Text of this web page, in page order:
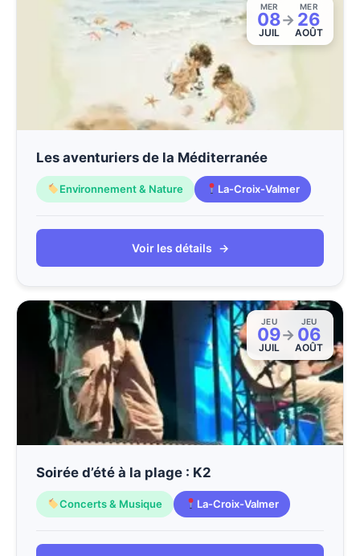
MER
08
JUIL
→
MER
26
AOÛT
Les aventuriers de la Méditerranée
Environnement & Nature La-Croix-Valmer
Voir les détails →
JEU
09
JUIL
→
JEU
06
AOÛT
Soirée d’été à la plage : K2
Concerts & Musique La-Croix-Valmer